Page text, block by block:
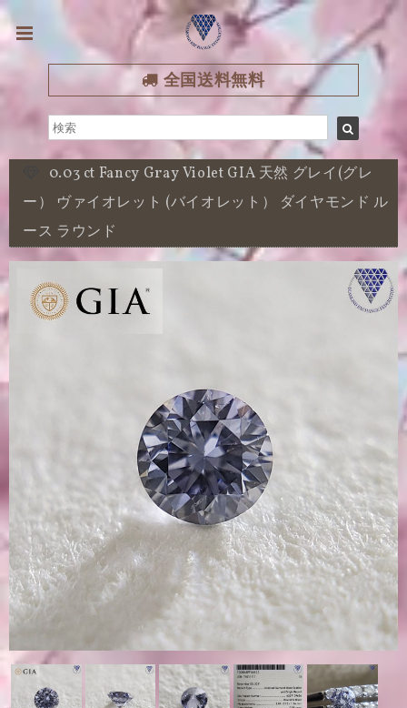
全国送料無料
0.03 ct Fancy Gray Violet GIA 天然 グレイ(グレ
ー） ヴァイオレット (バイオレット） ダイヤモンド ル
ース ラウンド